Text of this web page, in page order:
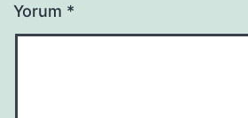
Yorum *